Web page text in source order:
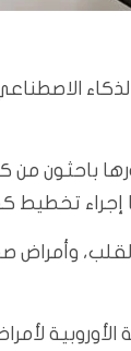
باحثون من
إجراء
وأمراض